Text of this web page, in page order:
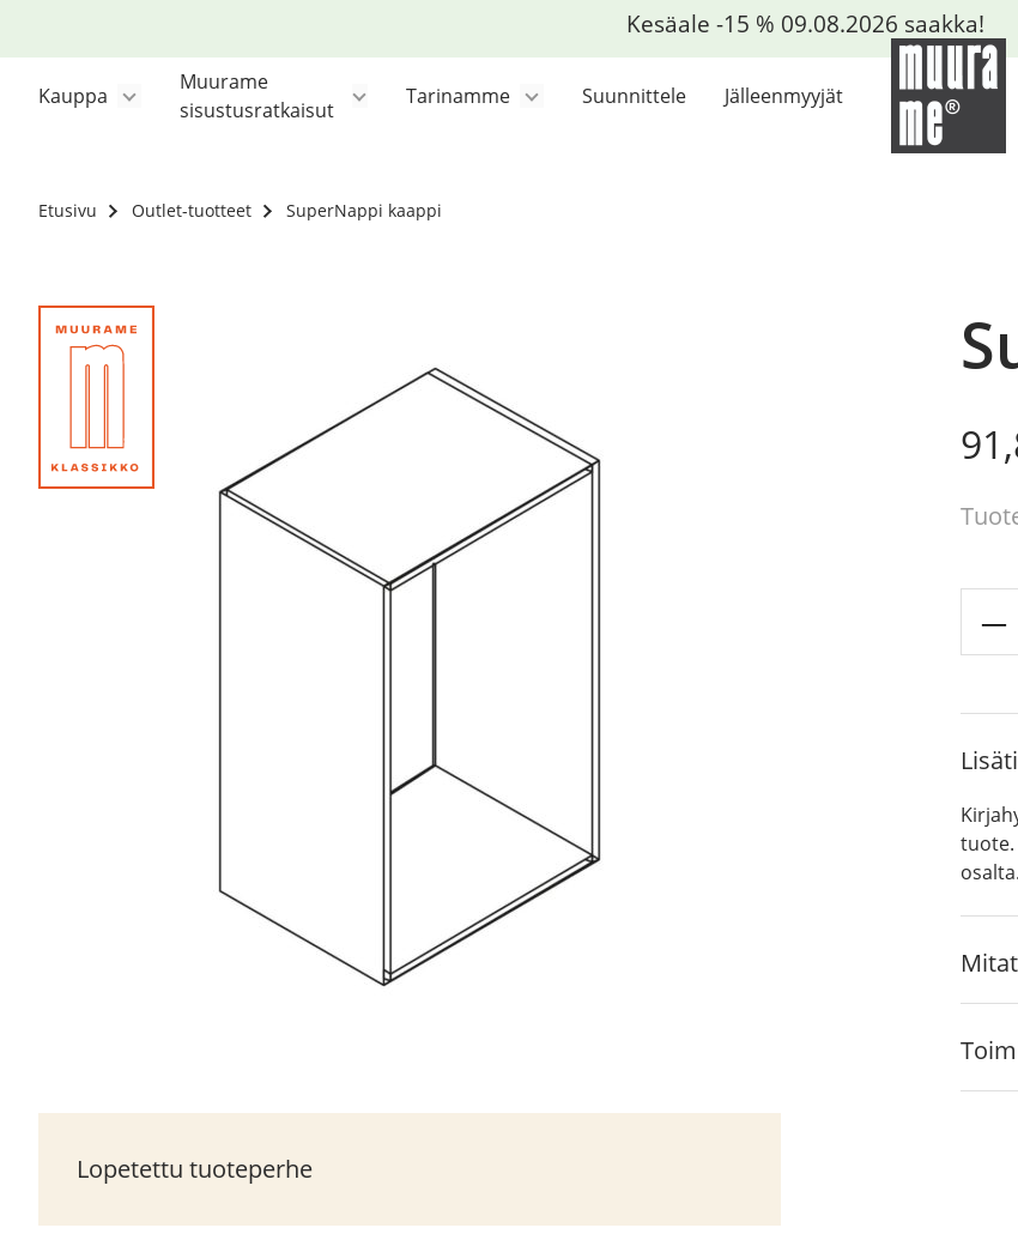
Kauppa
Muurame
sisustusratkaisut
Tarinamme Suunnittele Jälleenmyyjät
Etusivu Outlet-tuotteet SuperNappi kaappi
Lopetettu tuoteperhe
is:
tuote.
osalta.
Mitat
Kesäale -15 % 09.08.2026 saakka!